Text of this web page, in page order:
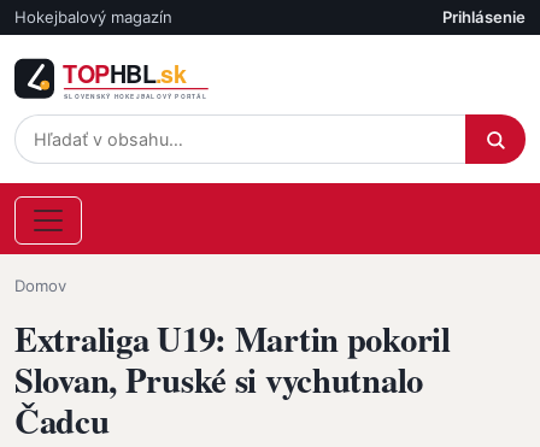
Skočiť na hlavný obsah
Hokejbalový magazín Účet
Prihlásenie
Omrvinka
Domov
Extraliga U19: Martin pokoril
Slovan, Pruské si vychutnalo
Čadcu